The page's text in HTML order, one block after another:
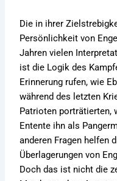
Die in ihrer
Persönlichkeit von
Jahren vielen
ist die Logik des
Erinnerung rufen, wie
während des letzten
Patrioten porträtierten,
Entente ihn als
anderen Fragen helfen
Überlagerungen von
Doch das ist nicht die